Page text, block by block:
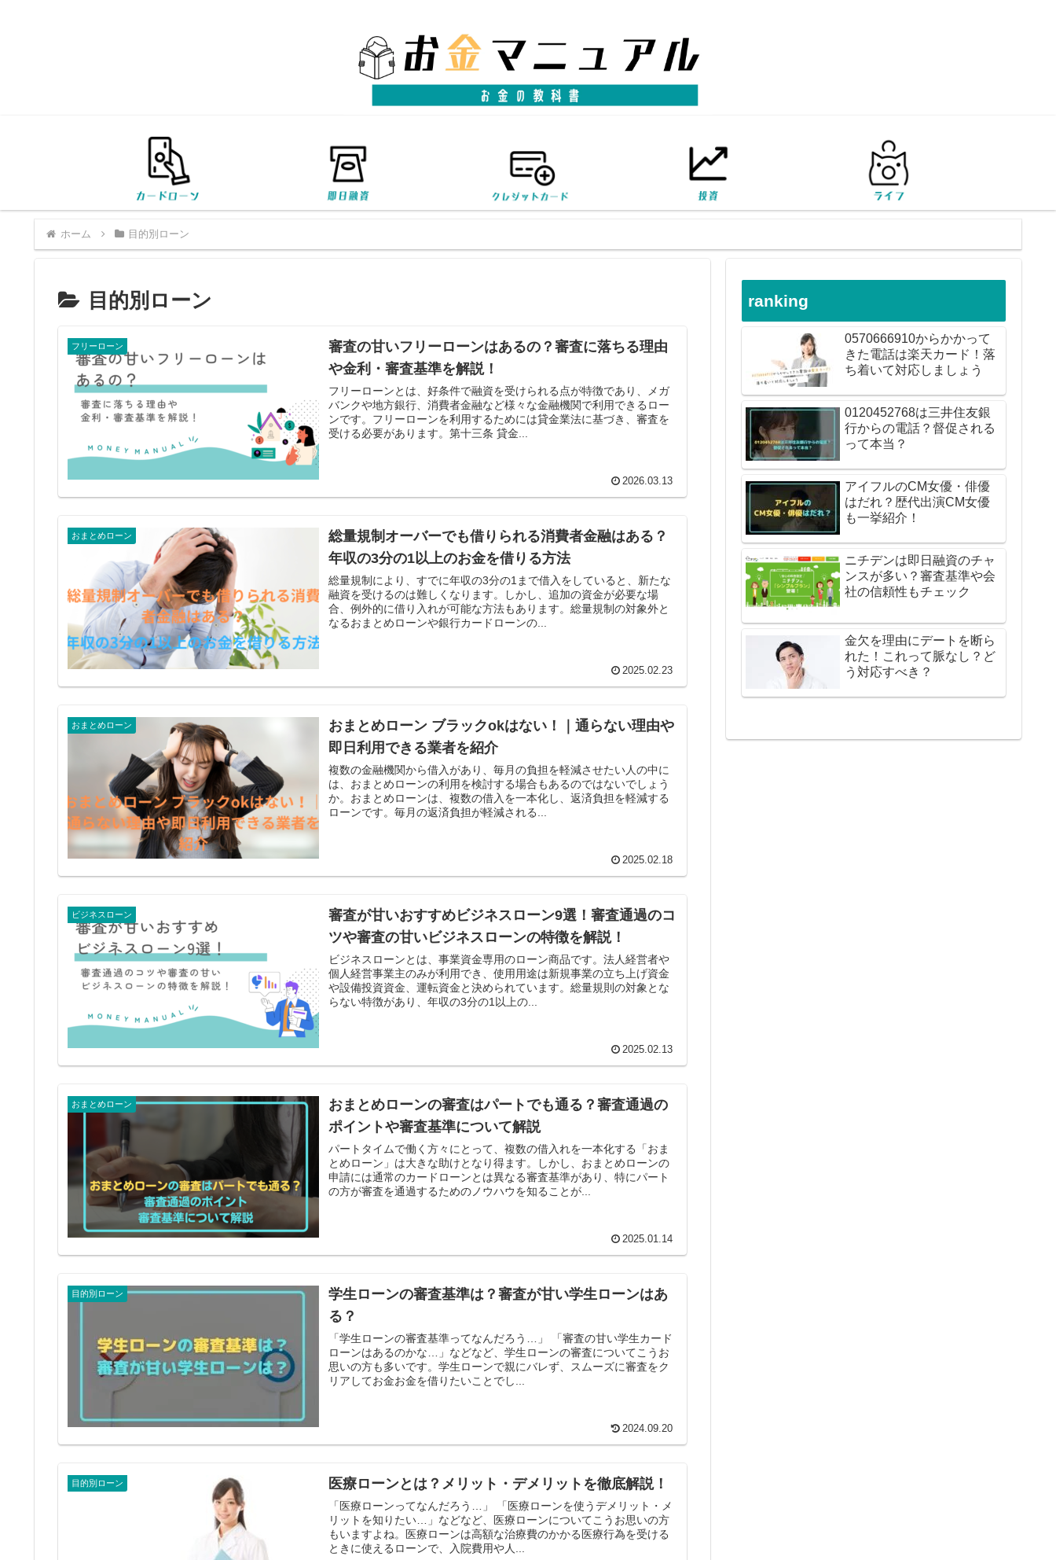
ホーム 目的別ローン
目的別ローン
フリーローン
審査の甘いフリーローンはあるの？審査に落ちる理由
や金利・審査基準を解説！
フリーローンとは、好条件で融資を受けられる点が特徴であり、メガ
バンクや地方銀行、消費者金融など様々な金融機関で利用できるロー
ンです。フリーローンを利用するためには貸金業法に基づき、審査を
受ける必要があります。第十三条 貸金...
2026.03.13
おまとめローン
総量規制オーバーでも借りられる消費者金融はある？
年収の3分の1以上のお金を借りる方法
総量規制により、すでに年収の3分の1まで借入をしていると、新たな
融資を受けるのは難しくなります。しかし、追加の資金が必要な場
合、例外的に借り入れが可能な方法もあります。総量規制の対象外と
なるおまとめローンや銀行カードローンの...
2025.02.23
おまとめローン
おまとめローン ブラックokはない！｜通らない理由や
即日利用できる業者を紹介
複数の金融機関から借入があり、毎月の負担を軽減させたい人の中に
は、おまとめローンの利用を検討する場合もあるのではないでしょう
か。おまとめローンは、複数の借入を一本化し、返済負担を軽減する
ローンです。毎月の返済負担が軽減される...
2025.02.18
ビジネスローン
審査が甘いおすすめビジネスローン9選！審査通過のコ
ツや審査の甘いビジネスローンの特徴を解説！
ビジネスローンとは、事業資金専用のローン商品です。法人経営者や
個人経営事業主のみが利用でき、使用用途は新規事業の立ち上げ資金
や設備投資資金、運転資金と決められています。総量規則の対象とな
らない特徴があり、年収の3分の1以上の...
2025.02.13
おまとめローン
おまとめローンの審査はパートでも通る？審査通過の
ポイントや審査基準について解説
パートタイムで働く方々にとって、複数の借入れを一本化する「おま
とめローン」は大きな助けとなり得ます。しかし、おまとめローンの
申請には通常のカードローンとは異なる審査基準があり、特にパート
の方が審査を通過するためのノウハウを知ることが...
2025.01.14
目的別ローン
学生ローンの審査基準は？審査が甘い学生ローンはあ
る？
「学生ローンの審査基準ってなんだろう…」 「審査の甘い学生カード
ローンはあるのかな…」などなど、学生ローンの審査についてこうお
思いの方も多いです。学生ローンで親にバレず、スムーズに審査をク
リアしてお金お金を借りたいことでし...
2024.09.20
目的別ローン 医療ローンとは？メリット・デメリットを徹底解説！
「医療ローンってなんだろう…」 「医療ローンを使うデメリット・メ
リットを知りたい…」などなど、医療ローンについてこうお思いの方
もいますよね。医療ローンは高額な治療費のかかる医療行為を受ける
ときに使えるローンで、入院費用や人...
ranking
0570666910からかかって
きた電話は楽天カード！落
ち着いて対応しましょう
0120452768は三井住友銀
行からの電話？督促される
って本当？
アイフルのCM女優・俳優
はだれ？歴代出演CM女優
も一挙紹介！
ニチデンは即日融資のチャ
ンスが多い？審査基準や会
社の信頼性もチェック
金欠を理由にデートを断ら
れた！これって脈なし？ど
う対応すべき？